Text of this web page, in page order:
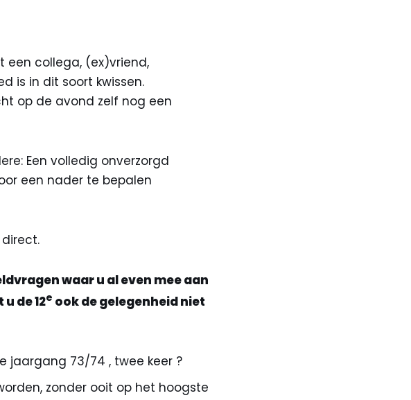
een collega, (ex)vriend,
is in dit soort kwissen.
op de avond zelf nog een
Een volledig onverzorgd
een nader te bepalen
waar u al even mee aan
de 12e ook de gelegenheid niet
jaargang 73/74 , twee keer ?
zonder ooit op het hoogste